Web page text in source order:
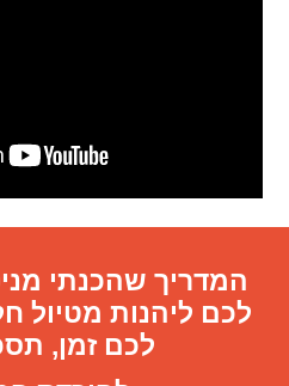
המדריך שהכנתי
לכם ליהנות מטיול
לכם זמן,